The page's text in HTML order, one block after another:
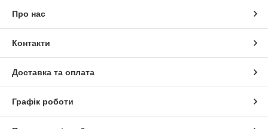
Про нас
Контакти
Доставка та оплата
Графік роботи